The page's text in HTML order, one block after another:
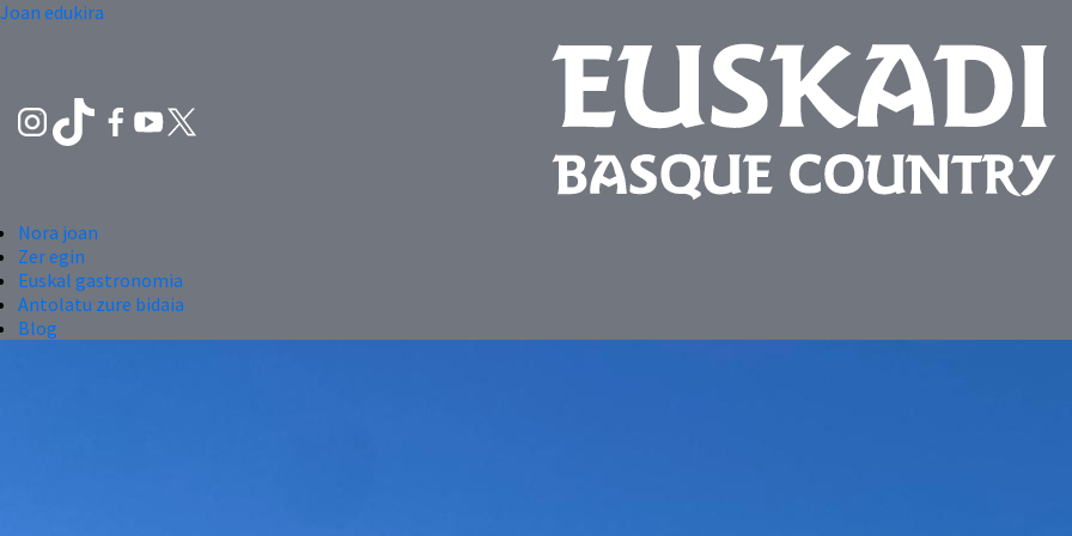
Joan edukira
Nora joan
Zer egin
Euskal gastronomia
Antolatu zure bidaia
Blog